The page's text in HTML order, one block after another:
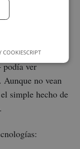
han enviado en
UDP. Esto
—tu ISP, un
ver
Aunque no vean
simple hecho de
COOKIESCRIPT